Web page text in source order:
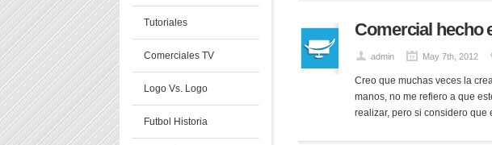
Tutoriales
Comerciales TV
Logo Vs. Logo
Futbol Historia
Comercial
admin May 7th, 2012
Creo que muchas veces la
manos, no me refiero a que
realizar, pero si considero que